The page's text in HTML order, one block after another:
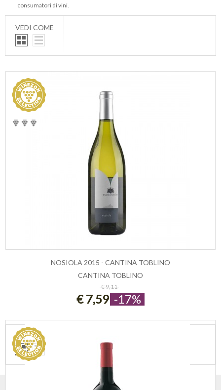
consumatori di vini.
VEDI COME
ESAURITO
NOSIOLA 2015 - CANTINA TOBLINO
CANTINA TOBLINO
€ 9,11
€ 7,59 -17%
VEDI COME